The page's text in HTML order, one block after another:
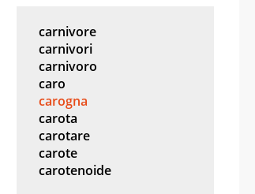
carnivore
carnivori
carnivoro
caro
carogna
carota
carotare
carote
carotenoide